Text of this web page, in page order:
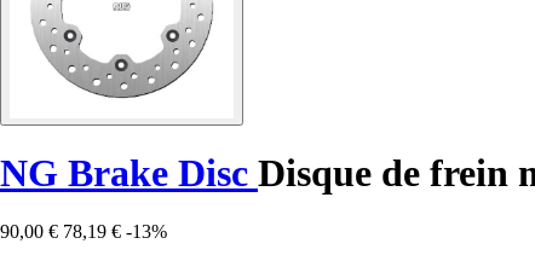
NG Brake Disc Disque de frein
90,00 € 78,19 € -13%